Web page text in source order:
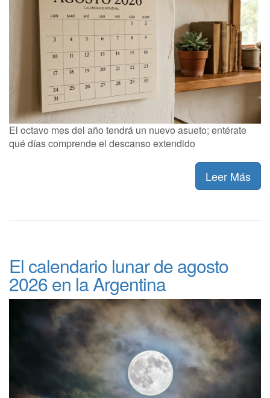
El octavo mes del año tendrá un nuevo asueto; entérate
qué días comprende el descanso extendido
Leer Más
El calendario lunar de agosto
2026 en la Argentina